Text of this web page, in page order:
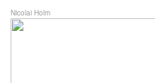
Nicolai Holm